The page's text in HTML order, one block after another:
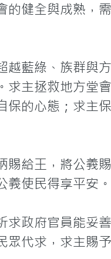
的健全與成熟，
越藍綠、族群與
求主拯救地方堂
保的心態；求主
賜給王，將公義
義使民得享平安
求政府官員能妥
眾代求，求主賜